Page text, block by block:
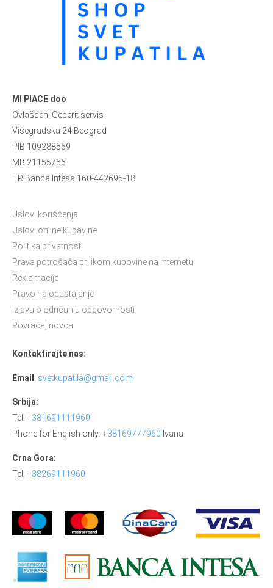
MI PIACE doo
Ovlašćeni Geberit servis
Višegradska 24 Beograd
PIB 109288559
MB 21155756
TR Banca Intesa 160-442695-18
Uslovi korišćenja
Uslovi online kupavine
Politika privatnosti
Prava potrošača prilikom kupovine na internetu
Reklamacije
Pravo na odustajanje
Izjava o odricanju odgovornosti
Povraćaj novca
Kontaktirajte nas:
Email : svetkupatila@gmail.com
Srbija:
Tel. +381691111960
Phone for English only: +38169777960 Ivana
Crna Gora:
Tel. +38269111960